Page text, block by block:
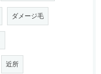
ダメージ毛
近所